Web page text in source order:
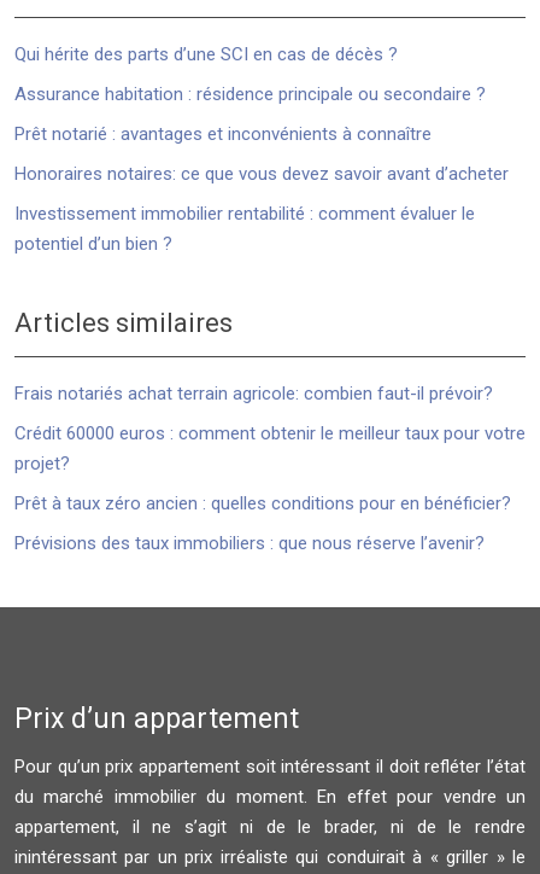
Qui hérite des parts d’une SCI en cas de décès ?
Assurance habitation : résidence principale ou secondaire ?
Prêt notarié : avantages et inconvénients à connaître
Honoraires notaires: ce que vous devez savoir avant d’acheter
Investissement immobilier rentabilité : comment évaluer le
potentiel d’un bien ?
Articles similaires
Frais notariés achat terrain agricole: combien faut-il prévoir?
Crédit 60000 euros : comment obtenir le meilleur taux pour votre
projet?
Prêt à taux zéro ancien : quelles conditions pour en bénéficier?
Prévisions des taux immobiliers : que nous réserve l’avenir?
Prix d’un appartement
Pour qu’un prix appartement soit intéressant il doit refléter l’état
du marché immobilier du moment. En effet pour vendre un
appartement, il ne s’agit ni de le brader, ni de le rendre
inintéressant par un prix irréaliste qui conduirait à « griller » le